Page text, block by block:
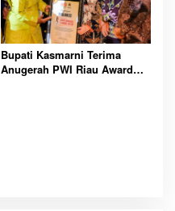
Bupati Kasmarni Terima
Anugerah PWI Riau Award